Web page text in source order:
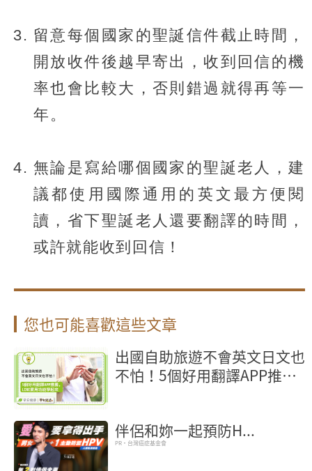
留意每個國家的聖誕信件截止時間，
開放收件後越早寄出，收到回信的機
率也會比較大，否則錯過就得再等一
年。
無論是寫給哪個國家的聖誕老人，建
議都使用國際通用的英文最方便閱
讀，省下聖誕老人還要翻譯的時間，
或許就能收到回信！
您也可能喜歡這些文章
出國自助旅遊不會英文日文也
不怕！5個好用翻譯APP推
伴侶和妳一起預防H...
PR・台灣癌症基金會